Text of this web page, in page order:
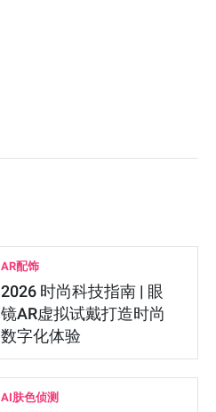
AR配饰
2026 时尚科技指南 | 眼
镜AR虚拟试戴打造时尚
数字化体验
AI肤色侦测